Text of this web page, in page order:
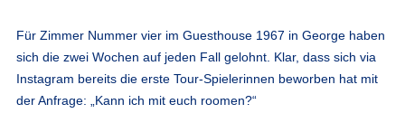
Für Zimmer Nummer vier im Guesthouse 1967 in George haben
sich die zwei Wochen auf jeden Fall gelohnt. Klar, dass sich via
Instagram bereits die erste Tour-Spielerinnen beworben hat mit
der Anfrage: „Kann ich mit euch roomen?“